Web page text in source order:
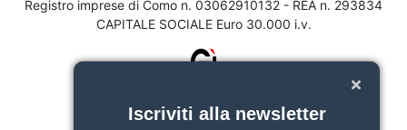
Registro imprese di Como n. 03062910132 - REA n. 293834
CAPITALE SOCIALE Euro 30.000 i.v.
Iscriviti alla newsletter